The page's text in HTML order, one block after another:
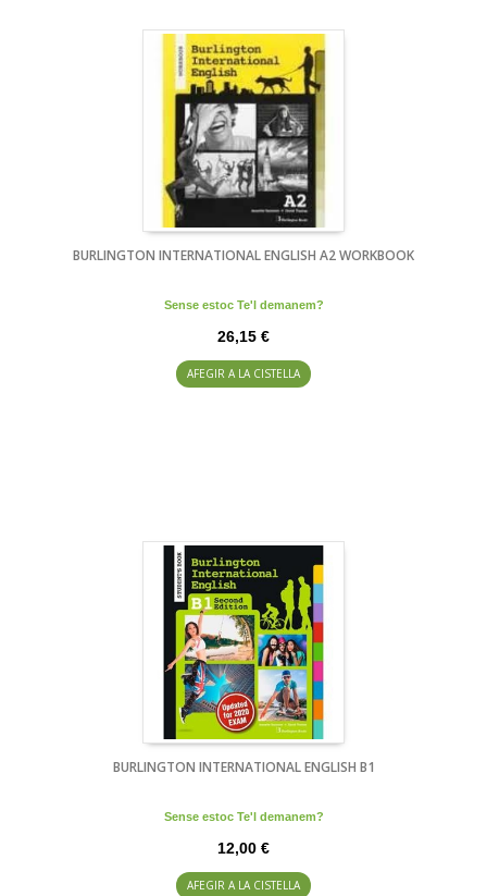
BURLINGTON INTERNATIONAL ENGLISH A2 WORKBOOK
Sense estoc Te'l demanem?
26,15 €
AFEGIR A LA CISTELLA
BURLINGTON INTERNATIONAL ENGLISH B1
Sense estoc Te'l demanem?
12,00 €
AFEGIR A LA CISTELLA